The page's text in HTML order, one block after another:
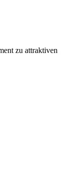
zu attraktiven